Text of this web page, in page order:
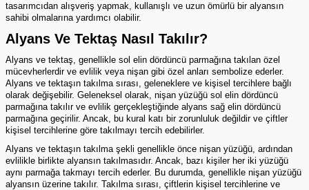
tasarımcıdan alışveriş yapmak, kullanışlı ve uzun ömürlü bir alyansın
sahibi olmalarına yardımcı olabilir.
Alyans Ve Tektaş Nasıl Takılır?
Alyans ve tektaş, genellikle sol elin dördüncü parmağına takılan özel
mücevherlerdir ve evlilik veya nişan gibi özel anları sembolize ederler.
Alyans ve tektaşın takılma sırası, geleneklere ve kişisel tercihlere bağlı
olarak değişebilir. Geleneksel olarak, nişan yüzüğü sol elin dördüncü
parmağına takılır ve evlilik gerçekleştiğinde alyans sağ elin dördüncü
parmağına geçirilir. Ancak, bu kural katı bir zorunluluk değildir ve çiftler
kişisel tercihlerine göre takılmayı tercih edebilirler.
Alyans ve tektaşın takılma şekli genellikle önce nişan yüzüğü, ardından
evlilikle birlikte alyansın takılmasıdır. Ancak, bazı kişiler her iki yüzüğü
aynı parmağa takmayı tercih ederler. Bu durumda, genellikle nişan yüzüğü
alyansın üzerine takılır. Takılma sırası, çiftlerin kişisel tercihlerine ve